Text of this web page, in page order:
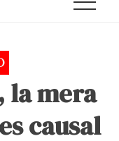
la mera
causal